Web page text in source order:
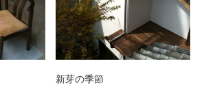
新芽の季節